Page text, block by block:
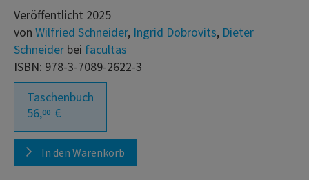
Veröffentlicht 2025
von Wilfried Schneider, Ingrid Dobrovits, Dieter
Schneider bei facultas
ISBN: 978-3-7089-2622-3
Taschenbuch
56,00 €
In den Warenkorb